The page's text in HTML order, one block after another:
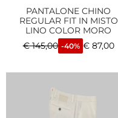
PANTALONE CHINO
REGULAR FIT IN MISTO
LINO COLOR MORO
€145,00 -40% €87,00